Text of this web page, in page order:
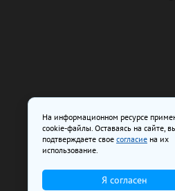
Все рекламные товары
изготовлена и размещена
На сайте www.irk.ru
от 29 октября 2018 г.,
ООО «Ирк.ру». Главный
Телефон редакции:
+7
На информационном ресурсе
cookie-файлы. Оставаясь на сайте,
подтверждаете свое согласие на их
использование.
Я согласен